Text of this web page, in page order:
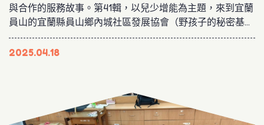
與合作的服務故事。第41輯，以兒少增能為主題，來到宜蘭
員山的宜蘭縣員山鄉內城社區發展協會（野孩子的秘密基
地） ✿
2025.04.18